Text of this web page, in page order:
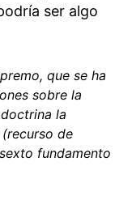
ser algo
que se ha
sobre la
la
de
fundamento